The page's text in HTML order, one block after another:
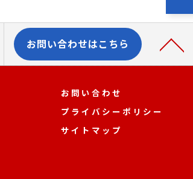
お問い合わせはこちら
お問い合わせ
プライバシーポリシー
サイトマップ